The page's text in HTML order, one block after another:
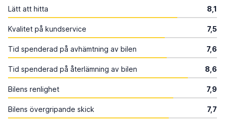
Lätt att hitta 8,1
Kvalitet på kundservice 7,5
Tid spenderad på avhämtning av bilen 7,6
Tid spenderad på återlämning av bilen 8,6
Bilens renlighet 7,9
Bilens övergripande skick 7,7